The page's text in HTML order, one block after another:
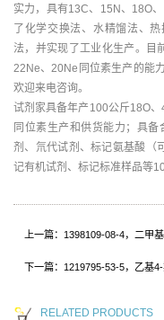
实力，具有13C、15N、18O
了化学交换法、水精馏法、
法，并实现了工业化生产。目
22Ne、20Ne同位素生产的能
欢迎来电咨询。
试剂家具备年产100公斤18O
同位素生产和供货能力；具
剂、氘代试剂、标记氨基酸（
记有机试剂、标记标准样品等
上一篇：1398109-08-4，二甲
下一篇：1219795-53-5，乙基4-羟基
RELATED PRODUCTS